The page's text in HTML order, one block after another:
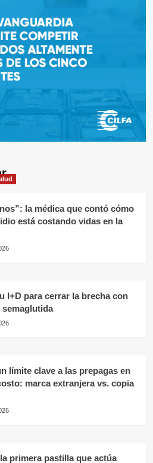
la médica que contó cómo
está costando vidas en la
I+D para cerrar la brecha con
límite clave a las prepagas en
marca extranjera vs. copia
primera pastilla que actúa